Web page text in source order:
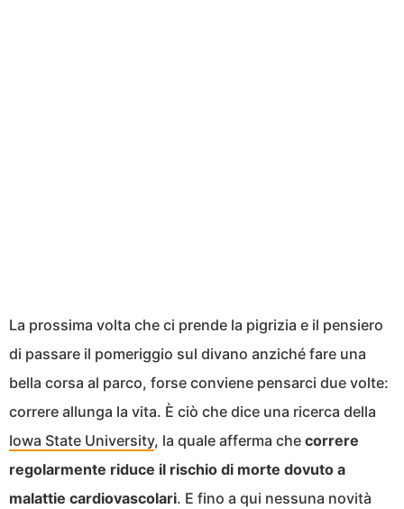
La prossima volta che ci prende la pigrizia e il pensiero
di passare il pomeriggio sul divano anziché fare una
bella corsa al parco, forse conviene pensarci due volte:
correre allunga la vita. È ciò che dice una ricerca della
Iowa State University, la quale afferma che correre
regolarmente riduce il rischio di morte dovuto a
malattie cardiovascolari. E fino a qui nessuna novità